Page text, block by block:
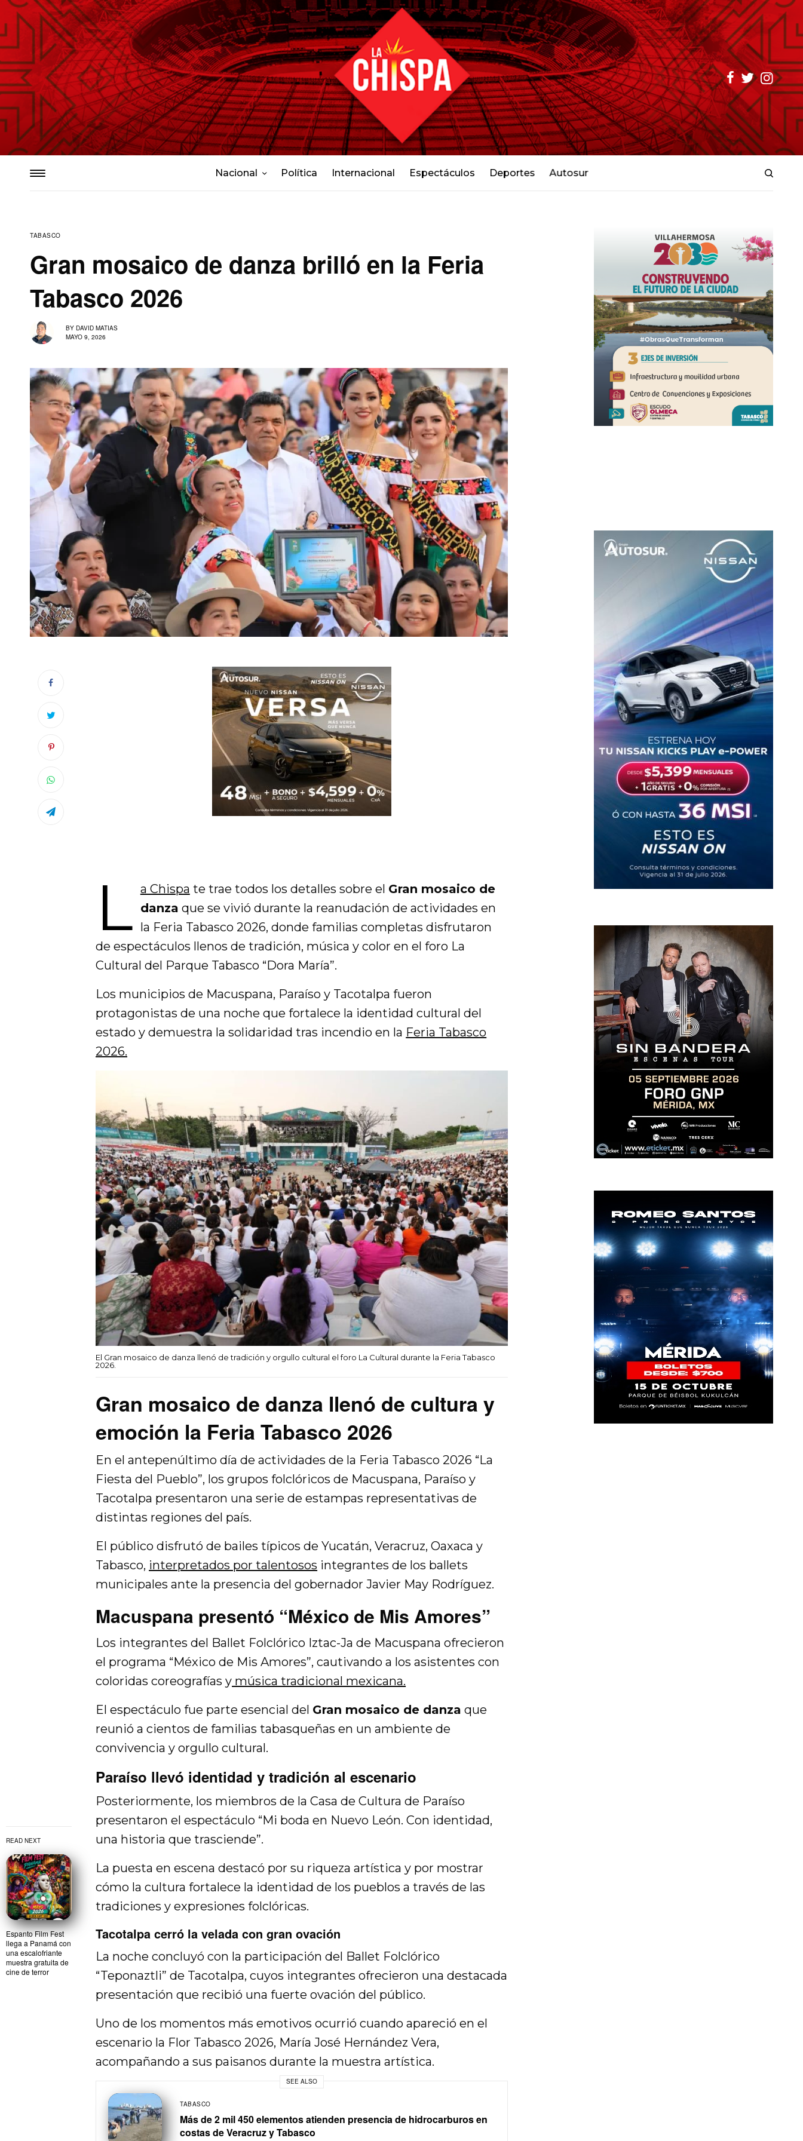
Nacional Política Internacional Espectáculos Deportes Autosur
TABASCO
Gran mosaico de danza brilló en la Feria
Tabasco 2026
BY DAVID MATIAS
MAYO 9, 2026
READ NEXT
Espanto Film Fest
llega a Panamá con
una escalofriante
muestra gratuita de
cine de terror
L a Chispa te trae todos los detalles sobre el Gran mosaico de
danza que se vivió durante la reanudación de actividades en
la Feria Tabasco 2026, donde familias completas disfrutaron
de espectáculos llenos de tradición, música y color en el foro La
Cultural del Parque Tabasco “Dora María”.
Los municipios de Macuspana, Paraíso y Tacotalpa fueron
protagonistas de una noche que fortalece la identidad cultural del
estado y demuestra la solidaridad tras incendio en la Feria Tabasco
2026.
El Gran mosaico de danza llenó de tradición y orgullo cultural el foro La Cultural durante la Feria Tabasco
2026.
Gran mosaico de danza llenó de cultura y
emoción la Feria Tabasco 2026
En el antepenúltimo día de actividades de la Feria Tabasco 2026 “La
Fiesta del Pueblo”, los grupos folclóricos de Macuspana, Paraíso y
Tacotalpa presentaron una serie de estampas representativas de
distintas regiones del país.
El público disfrutó de bailes típicos de Yucatán, Veracruz, Oaxaca y
Tabasco, interpretados por talentosos integrantes de los ballets
municipales ante la presencia del gobernadorJavier May Rodríguez.
Macuspana presentó “México de Mis Amores”
Los integrantes del Ballet Folclórico Iztac-Ja de Macuspana ofrecieron
el programa “México de Mis Amores”, cautivando a los asistentes con
coloridas coreografías y música tradicional mexicana.
El espectáculo fue parte esencial del Gran mosaico de danza que
reunió a cientos de familias tabasqueñas en un ambiente de
convivencia y orgullo cultural.
Paraíso llevó identidad y tradición al escenario
Posteriormente, los miembros de la Casa de Cultura de Paraíso
presentaron el espectáculo “Mi boda en Nuevo León. Con identidad,
una historia que trasciende”.
La puesta en escena destacó por su riqueza artística y por mostrar
cómo la cultura fortalece la identidad de los pueblos a través de las
tradiciones y expresiones folclóricas.
Tacotalpa cerró la velada con gran ovación
La noche concluyó con la participación del Ballet Folclórico
“Teponaztli” de Tacotalpa, cuyos integrantes ofrecieron una destacada
presentación que recibió una fuerte ovación del público.
Uno de los momentos más emotivos ocurrió cuando apareció en el
escenario la Flor Tabasco 2026, María José Hernández Vera,
acompañando a sus paisanos durante la muestra artística.
SEE ALSO
TABASCO
Más de 2 mil 450 elementos atienden presencia de hidrocarburos en
costas de Veracruz y Tabasco